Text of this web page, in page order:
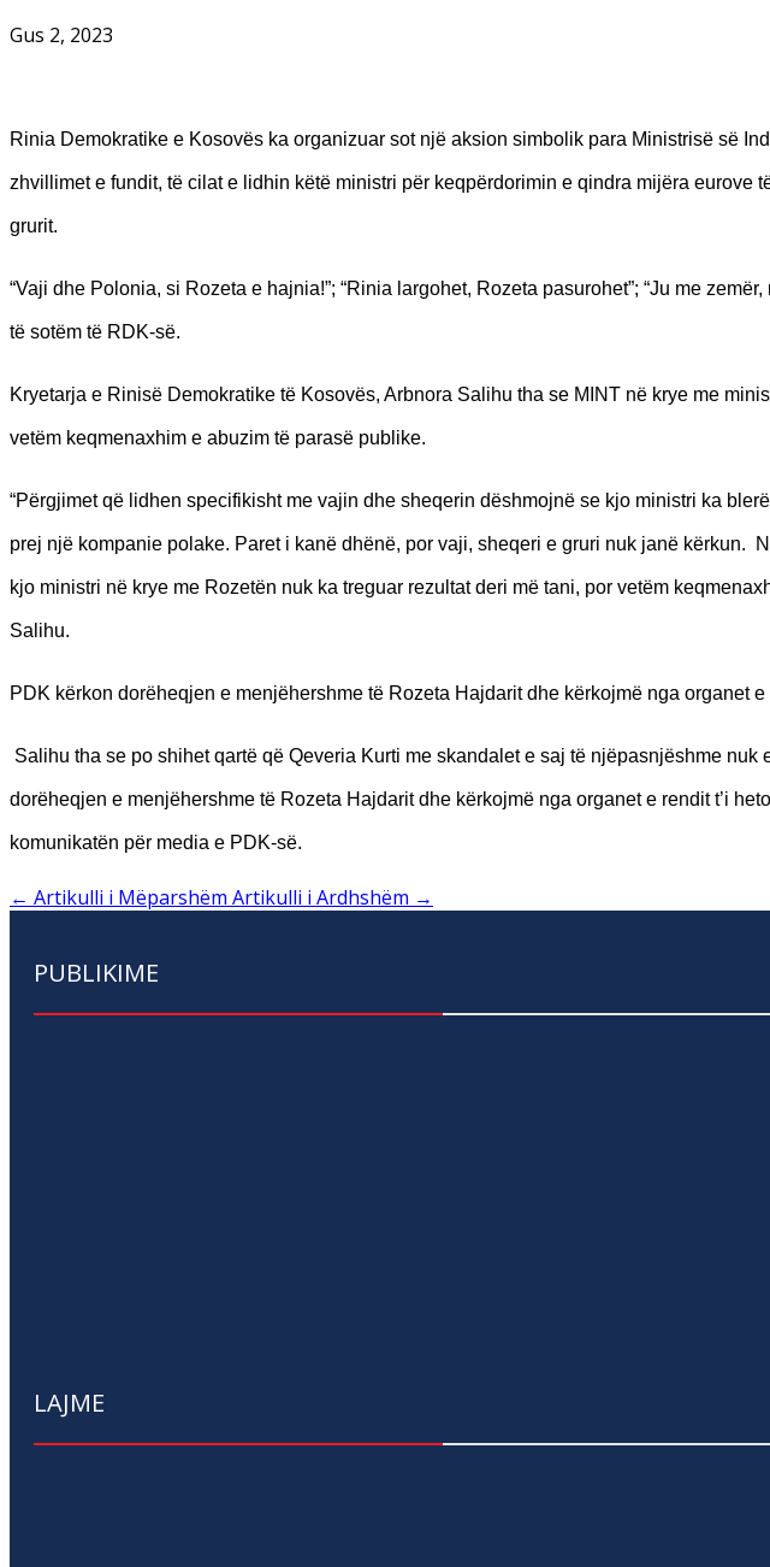
Gus 2, 2023
Rinia Demokratike e Kosovës ka organizuar sot një aksion simbolik para Ministrisë së
zhvillimet e fundit, të cilat e lidhin këtë ministri për keqpërdorimin e qindra mijëra eurove
grurit.
“Vaji dhe Polonia, si Rozeta e hajnia!”; “Rinia largohet, Rozeta pasurohet”; “Ju me
të sotëm të RDK-së.
Kryetarja e Rinisë Demokratike të Kosovës, Arbnora Salihu tha se MINT në krye me
vetëm keqmenaxhim e abuzim të parasë publike.
“Përgjimet që lidhen specifikisht me vajin dhe sheqerin dëshmojnë se kjo ministri ka
prej një kompanie polake. Paret i kanë dhënë, por vaji, sheqeri e gruri nuk janë kërkun.
kjo ministri në krye me Rozetën nuk ka treguar rezultat deri më tani, por vetëm
Salihu.
PDK kërkon dorëheqjen e menjëhershme të Rozeta Hajdarit dhe kërkojmë nga organet
Salihu tha se po shihet qartë që Qeveria Kurti me skandalet e saj të njëpasnjëshme nuk
dorëheqjen e menjëhershme të Rozeta Hajdarit dhe kërkojmë nga organet e rendit t’i
komunikatën për media e PDK-së.
← Artikulli i Mëparshëm Artikulli i Ardhshëm →
PUBLIKIME
LAJME